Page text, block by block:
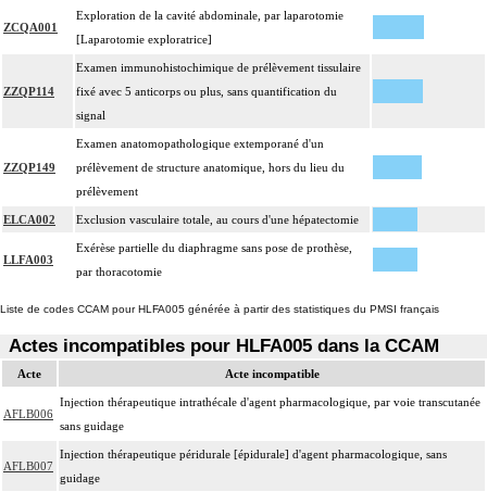
ZCQA001
Exploration de la cavité abdominale, par laparotomie
[Laparotomie exploratrice]
ZZQP114
Examen immunohistochimique de prélèvement tissulaire
fixé avec 5 anticorps ou plus, sans quantification du
signal
ZZQP149
Examen anatomopathologique extemporané d'un
prélèvement de structure anatomique, hors du lieu du
prélèvement
ELCA002 Exclusion vasculaire totale, au cours d'une hépatectomie
LLFA003
Exérèse partielle du diaphragme sans pose de prothèse,
par thoracotomie
Liste de codes CCAM pour HLFA005 générée à partir des statistiques du PMSI français
Actes incompatibles pour HLFA005 dans la CCAM
Acte Acte incompatible
AFLB006
Injection thérapeutique intrathécale d'agent pharmacologique, par voie transcutanée
sans guidage
AFLB007
Injection thérapeutique péridurale [épidurale] d'agent pharmacologique, sans
guidage